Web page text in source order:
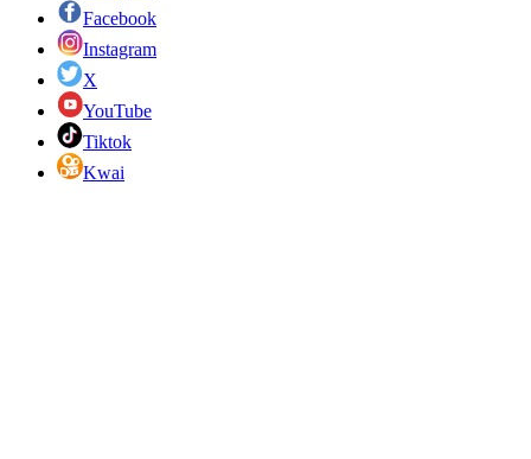
Facebook
Instagram
X
YouTube
Tiktok
Kwai